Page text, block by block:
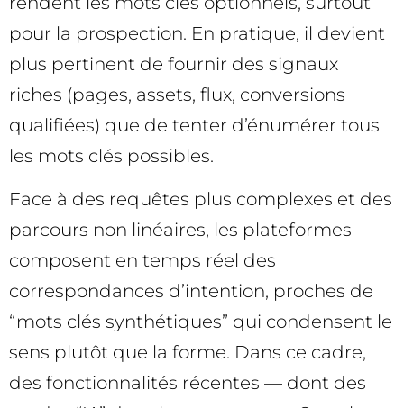
pour la prospection. En pratique, il devient
plus pertinent de fournir des signaux
riches (pages, assets, flux, conversions
qualifiées) que de tenter d’énumérer tous
les mots clés possibles.
Face à des requêtes plus complexes et des
parcours non linéaires, les plateformes
composent en temps réel des
correspondances d’intention, proches de
“mots clés synthétiques” qui condensent le
sens plutôt que la forme. Dans ce cadre,
des fonctionnalités récentes — dont des